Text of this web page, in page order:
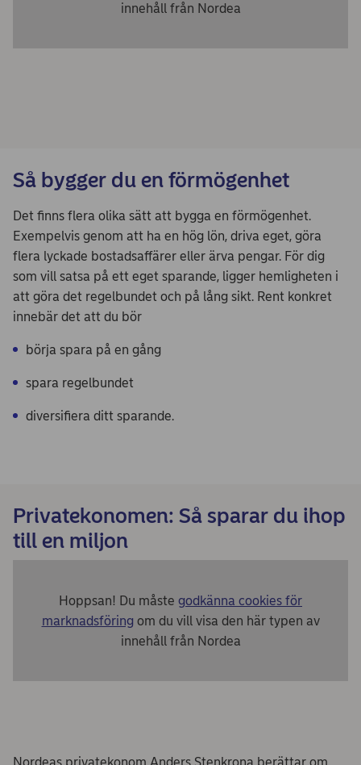
innehåll från Nordea
Så bygger du en förmögenhet
Det finns flera olika sätt att bygga en förmögenhet.
Exempelvis genom att ha en hög lön, driva eget, göra
flera lyckade bostadsaffärer eller ärva pengar. För dig
som vill satsa på ett eget sparande, ligger hemligheten i
att göra det regelbundet och på lång sikt. Rent konkret
innebär det att du bör
börja spara på en gång
spara regelbundet
diversifiera ditt sparande.
Privatekonomen: Så sparar du ihop
till en miljon
Hoppsan! Du måste godkänna cookies för
marknadsföring om du vill visa den här typen av
innehåll från Nordea